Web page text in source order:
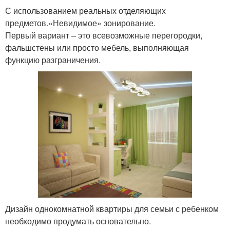
С использованием реальных отделяющих
предметов.«Невидимое» зонирование.
Первый вариант – это всевозможные перегородки,
фальшстены или просто мебель, выполняющая
функцию разграничения.
Дизайн однокомнатной квартиры для семьи с ребенком
необходимо продумать основательно.